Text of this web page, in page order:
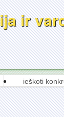
ir
ieškoti